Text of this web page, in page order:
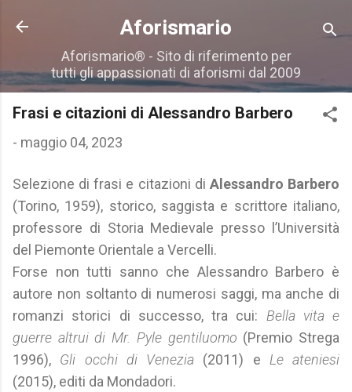
Passa ai contenuti principali
Aforismario
Aforismario® - Sito di riferimento per
tutti gli appassionati di aforismi dal 2009
Frasi e citazioni di Alessandro Barbero
- maggio 04, 2023
Selezione di frasi e citazioni di Alessandro Barbero
(Torino, 1959), storico, saggista e scrittore italiano,
professore di Storia Medievale presso l’Università
del Piemonte Orientale a Vercelli.
Forse non tutti sanno che Alessandro Barbero è
autore non soltanto di numerosi saggi, ma anche di
romanzi storici di successo, tra cui: Bella vita e
guerre altrui di Mr. Pyle gentiluomo (Premio Strega
1996), Gli occhi di Venezia (2011) e Le ateniesi
(2015), editi da Mondadori.